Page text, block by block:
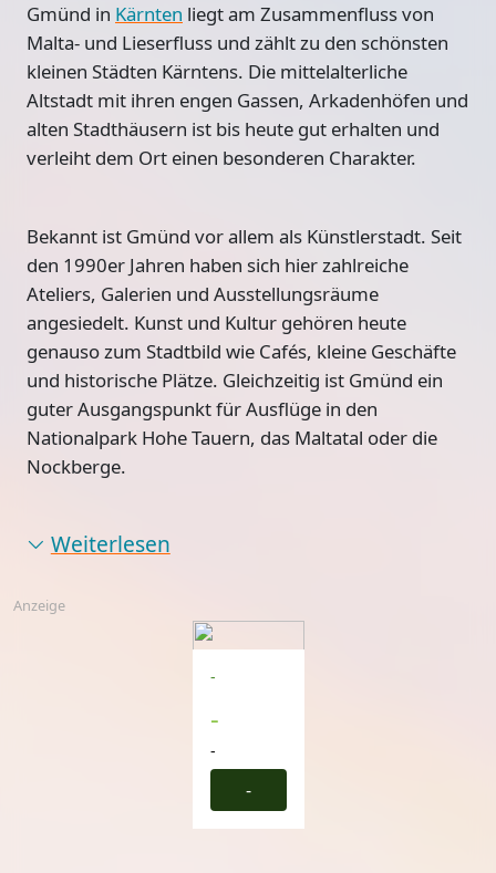
Gmünd in Kärnten liegt am Zusammenfluss von
Malta- und Lieserfluss und zählt zu den schönsten
kleinen Städten Kärntens. Die mittelalterliche
Altstadt mit ihren engen Gassen, Arkadenhöfen und
alten Stadthäusern ist bis heute gut erhalten und
verleiht dem Ort einen besonderen Charakter.
Bekannt ist Gmünd vor allem als Künstlerstadt. Seit
den 1990er Jahren haben sich hier zahlreiche
Ateliers, Galerien und Ausstellungsräume
angesiedelt. Kunst und Kultur gehören heute
genauso zum Stadtbild wie Cafés, kleine Geschäfte
und historische Plätze. Gleichzeitig ist Gmünd ein
guter Ausgangspunkt für Ausflüge in den
Nationalpark Hohe Tauern, das Maltatal oder die
Nockberge.
Weiterlesen
Anzeige
-
-
-
-